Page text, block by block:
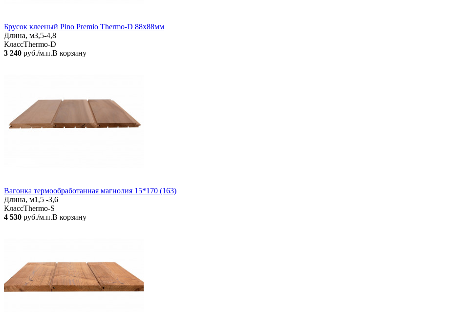
Брусок клееный Pino Premio Thermo-D 88x88мм
Длина, м3,5-4,8
КлассThermo-D
3 240 руб./м.п.В корзину
Вагонка термообработанная магнолия 15*170 (163)
Длина, м1,5 -3,6
КлассThermo-S
4 530 руб./м.п.В корзину